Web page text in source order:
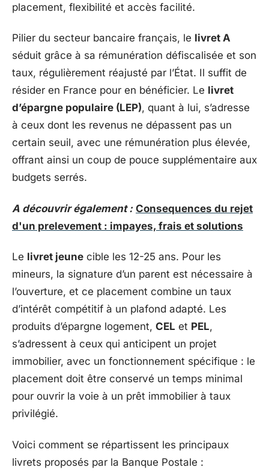
placement, flexibilité et accès facilité.
Pilier du secteur bancaire français, le livret A
séduit grâce à sa rémunération défiscalisée et son
taux, régulièrement réajusté par l’État. Il suffit de
résider en France pour en bénéficier. Le livret
d’épargne populaire (LEP), quant à lui, s’adresse
à ceux dont les revenus ne dépassent pas un
certain seuil, avec une rémunération plus élevée,
offrant ainsi un coup de pouce supplémentaire aux
budgets serrés.
A découvrir également : Consequences du rejet
d'un prelevement : impayes, frais et solutions
Le livret jeune cible les 12-25 ans. Pour les
mineurs, la signature d’un parent est nécessaire à
l’ouverture, et ce placement combine un taux
d’intérêt compétitif à un plafond adapté. Les
produits d’épargne logement, CEL et PEL,
s’adressent à ceux qui anticipent un projet
immobilier, avec un fonctionnement spécifique : le
placement doit être conservé un temps minimal
pour ouvrir la voie à un prêt immobilier à taux
privilégié.
Voici comment se répartissent les principaux
livrets proposés par la Banque Postale :